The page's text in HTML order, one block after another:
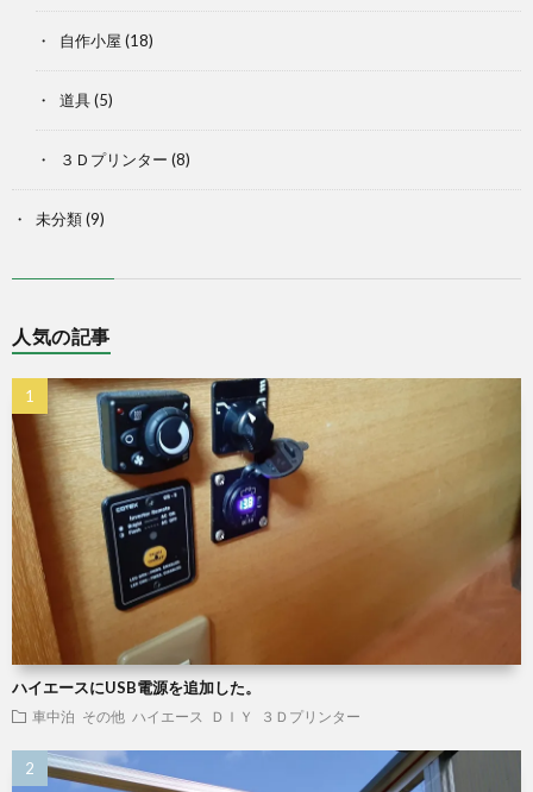
自作小屋 (18)
道具(5)
３Ｄプリンター (8)
未分類(9)
人気の記事
ハイエースにUSB電源を追加した。
車中泊 その他 ハイエース ＤＩＹ ３Ｄプリンター